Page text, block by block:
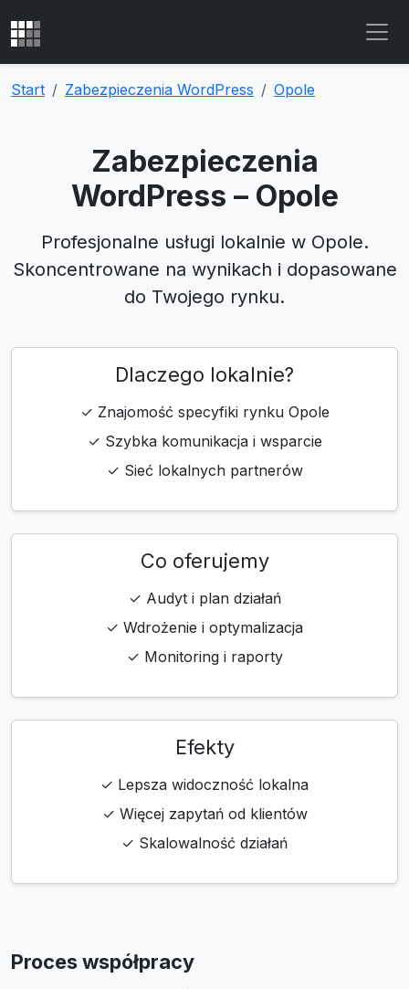
Start Zabezpieczenia WordPress Opole
Zabezpieczenia
WordPress – Opole
Profesjonalne usługi lokalnie w Opole.
Skoncentrowane na wynikach i dopasowane
do Twojego rynku.
Dlaczego lokalnie?
✓ Znajomość specyfiki rynku Opole
✓ Szybka komunikacja i wsparcie
✓ Sieć lokalnych partnerów
Co oferujemy
✓ Audyt i plan działań
✓ Wdrożenie i optymalizacja
✓ Monitoring i raporty
Efekty
✓ Lepsza widoczność lokalna
✓ Więcej zapytań od klientów
✓ Skalowalność działań
Proces współpracy